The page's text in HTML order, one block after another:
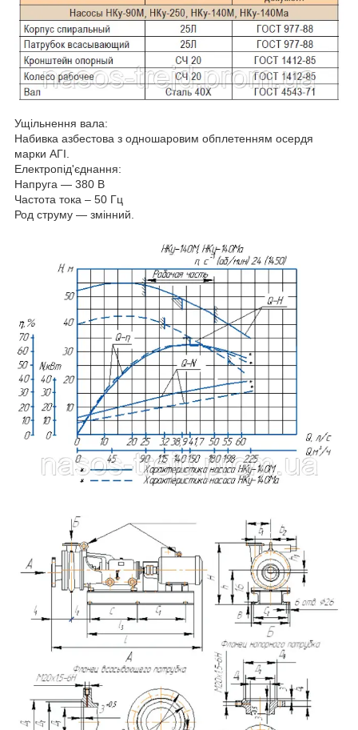
Ущільнення вала:
Набивка азбестова з одношаровим обплетенням осердя
марки АГІ.
Електропід'єднання:
Напруга — 380 В
Частота тока – 50 Гц
Род струму — змінний.